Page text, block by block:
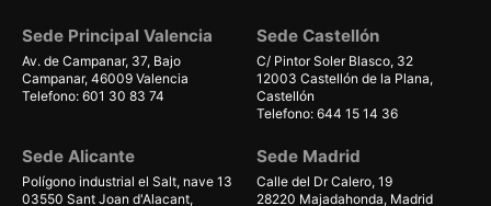
Sede Principal Valencia
Av. de Campanar, 37, Bajo
Campanar, 46009 Valencia
Telefono: 601 30 83 74
Sede Castellón
C/ Pintor Soler Blasco, 32
12003 Castellón de la Plana,
Castellón
Telefono: 644 15 14 36
Sede Alicante
Polígono industrial el Salt, nave 13
03550 Sant Joan d'Alacant,
Sede Madrid
Calle del Dr Calero, 19
28220 Majadahonda, Madrid